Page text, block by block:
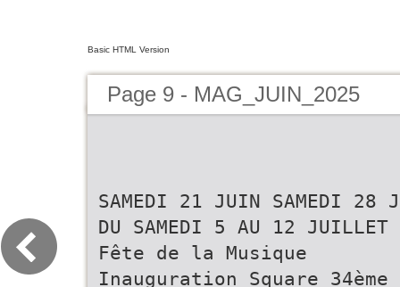
Basic HTML Version
Page 9 - MAG_JUIN_2025
SAMEDI 21 JUIN SAMEDI 28 JUIN DU SAMEDI 5 AU 12 JUILLET Fête de la Musique Inauguration Square 34ème Académie de Musique (6 concerts) A. Sylvestre avec concerts Programme des concerts : A partir de 16h00 A partir de 14h30 • 9/07 - 11h : Place Marguerite de Bourgogne Square A. Sylvestre Déambulation (rue F. Mitterrand) FÊTE DE LA MUSIQUESAMEDI 21 JUIN 16-h • 9/07 – 20h30 PLACE MARGUERITE DE BOURGOGNE21h DIMANCHE 29 JUIN Concert des professeurs TONNERRE Vide-greniers du CSE Leclerc Tonnerre à Epineuil 8h00 — Parking Ccial Leclerc • 10/07 - 20h30 : Concert de l’OHVT JUILLET au conservatoire VENDREDI 5 JUILLET Vernissage exposition • 11/07 - 17h : Concert des ensembles de Christine Deschamps au conservatoire 18h00 — Espace Marland • 12/07 - 16h : Durée exposition : Concert de clôture du 3 au 26 juillet 2025 au conservatoire 16h Jeunes du conservatoire Le BDE de Créasup 19h30 VENDREDI 5 JUILLET 3 4 ème 16h30 Brass Brand New Blood 20h Vernissage des expositions 18h30 Groupe Musiques actuelles ACADÉMIE HAMAC spectacle Live Music Country 21h d'été DE MUSIQUE 16h à 21h — Café des Glaces DE TONNERRE MERCREDI 25 JUIN Fête de l'AST Judo Durée exposition : Concerts du 5 juillet au 5 octobre 2025 18h30 — Dojo du gymnase A. Sam. 11h-18h, Dim. 14h-18h MERCREDI 9 JUILLET — 11H00 Minard Déambulation en centre-ville VENDREDI 27 JUIN MERCREDI 9 JUILLET — 20H30 Fête de l'association Concert des professeurs Pierres Pôle et Compagnie Domaine de l’Abbaye du Petit Quincy – Epineuil Ressourcerie de 13h30 à 18h JEUDI 10 JUILLET — 20H30 rue A. Briand Concert de l’Orchestre d’Harmonie Concert de 19h à 23h de la Ville de Tonnerre à la Capitainerie Cour du Conservatoire ou Gymnase Abel Minard VENDREDI 11 JUILLET — 17H00 Concert des ensembles Cour du Conservatoire ou Gymnase Abel Minard SAMEDI 12 JUILLET — 16H00 Concert de clôture Cour du Conservatoire ou Gymnase Abel Minard Print designer - 02 48 75 00 93 • Ne pas jeter sur la voie publique Inscrivez-vous ! Ville de Tonnerre www.ville-tonnerre.com Académie de musique Pétanque